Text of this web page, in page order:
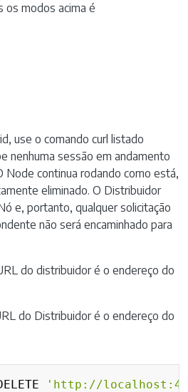
os modos acima é
use o comando curl listado
nenhuma sessão em andamento
Node continua rodando como está,
eliminado. O Distribuidor
e, portanto, qualquer solicitação
não será encaminhado para
do distribuidor é o endereço do
do Distribuidor é o endereço do
'http://